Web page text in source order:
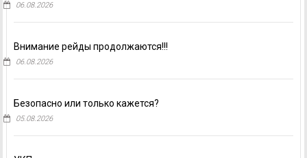
06.08.2026
Внимание рейды продолжаются!!!
06.08.2026
Безопасно или только кажется?
05.08.2026